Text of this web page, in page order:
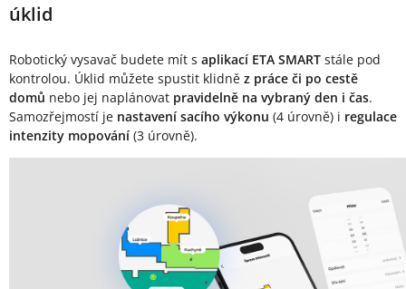
úklid
Robotický vysavač budete mít s aplikací ETA SMART stále pod
kontrolou. Úklid můžete spustit klidně z práce či po cestě
domů nebo jej naplánovat pravidelně na vybraný den i čas.
Samozřejmostí je nastavení sacího výkonu (4 úrovně) i regulace
intenzity mopování (3 úrovně).